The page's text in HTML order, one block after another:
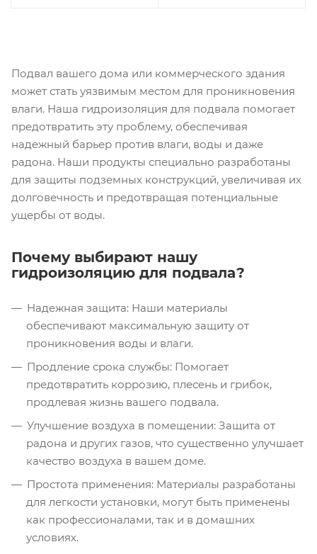
Подвал вашего дома или коммерческого здания
может стать уязвимым местом для проникновения
влаги. Наша гидроизоляция для подвала помогает
предотвратить эту проблему, обеспечивая
надежный барьер против влаги, воды и даже
радона. Наши продукты специально разработаны
для защиты подземных конструкций, увеличивая их
долговечность и предотвращая потенциальные
ущербы от воды.
Почему выбирают нашу
гидроизоляцию для подвала?
Надежная защита: Наши материалы
обеспечивают максимальную защиту от
проникновения воды и влаги.
Продление срока службы: Помогает
предотвратить коррозию, плесень и грибок,
продлевая жизнь вашего подвала.
Улучшение воздуха в помещении: Защита от
радона и других газов, что существенно улучшает
качество воздуха в вашем доме.
Простота применения: Материалы разработаны
для легкости установки, могут быть применены
как профессионалами, так и в домашних
условиях.